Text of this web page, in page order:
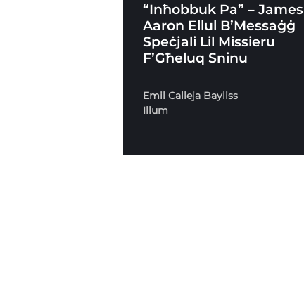
“Inħobbuk Pa” – James
Aaron Ellul B’Messaġġ
Speċjali Lil Missieru
F’Għeluq Sninu
Emil Calleja Bayliss
Illum